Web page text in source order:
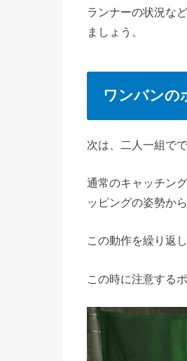
ランナーの状況な
ましょう。
ワンバンの
次は、二人一組で
通常のキャッチン
ッピングの姿勢か
この動作を繰り返し
この時に注意する